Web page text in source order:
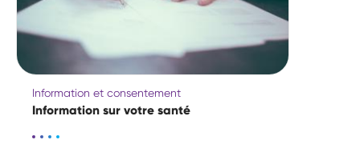
Information et consentement
Information sur votre santé